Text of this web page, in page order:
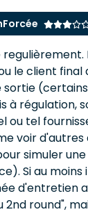
le client final
sortie
à régulation,
ou tel
voir
simuler
Si au
d'entretien
2nd round",